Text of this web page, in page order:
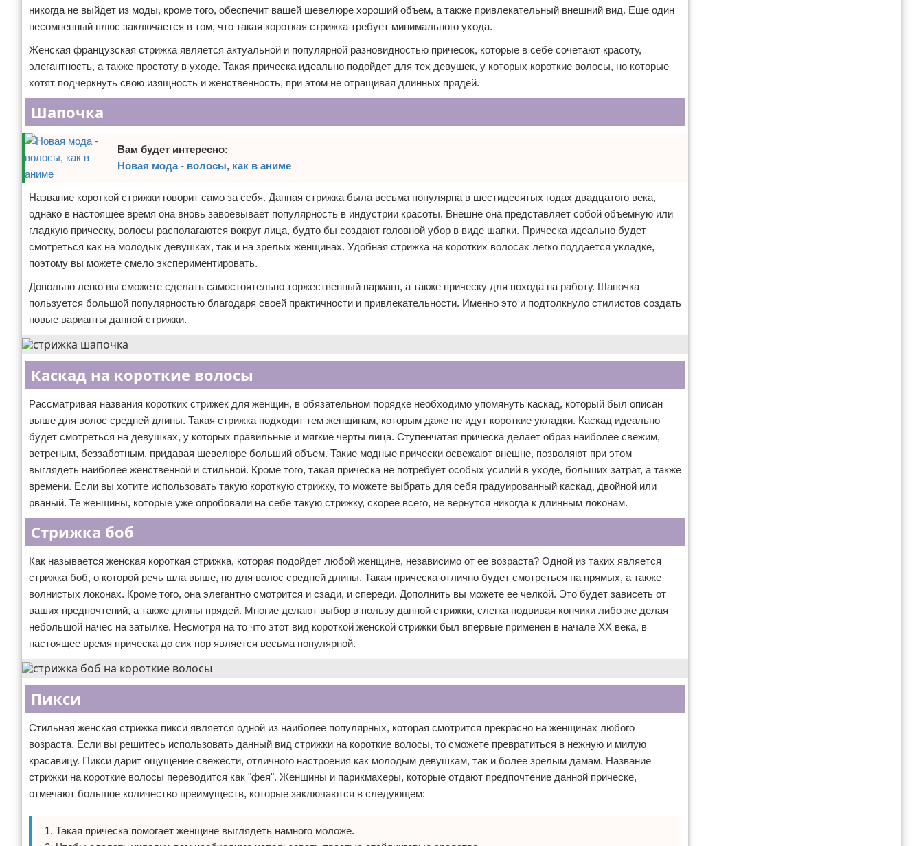
никогда не выйдет из моды, кроме того, обеспечит вашей шевелюре хороший объем, а также привлекательный внешний вид. Еще один
несомненный плюс заключается в том, что такая короткая стрижка требует минимального ухода.
Женская французская стрижка является актуальной и популярной разновидностью причесок, которые в себе сочетают красоту,
элегантность, а также простоту в уходе. Такая прическа идеально подойдет для тех девушек, у которых короткие волосы, но которые
хотят подчеркнуть свою изящность и женственность, при этом не отращивая длинных прядей.
Шапочка
Вам будет интересно:
Новая мода - волосы, как в аниме
Название короткой стрижки говорит само за себя. Данная стрижка была весьма популярна в шестидесятых годах двадцатого века,
однако в настоящее время она вновь завоевывает популярность в индустрии красоты. Внешне она представляет собой объемную или
гладкую прическу, волосы располагаются вокруг лица, будто бы создают головной убор в виде шапки. Прическа идеально будет
смотреться как на молодых девушках, так и на зрелых женщинах. Удобная стрижка на коротких волосах легко поддается укладке,
поэтому вы можете смело экспериментировать.
Довольно легко вы сможете сделать самостоятельно торжественный вариант, а также прическу для похода на работу. Шапочка
пользуется большой популярностью благодаря своей практичности и привлекательности. Именно это и подтолкнуло стилистов создать
новые варианты данной стрижки.
Каскад на короткие волосы
Рассматривая названия коротких стрижек для женщин, в обязательном порядке необходимо упомянуть каскад, который был описан
выше для волос средней длины. Такая стрижка подходит тем женщинам, которым даже не идут короткие укладки. Каскад идеально
будет смотреться на девушках, у которых правильные и мягкие черты лица. Ступенчатая прическа делает образ наиболее свежим,
ветреным, беззаботным, придавая шевелюре больший объем. Такие модные прически освежают внешне, позволяют при этом
выглядеть наиболее женственной и стильной. Кроме того, такая прическа не потребует особых усилий в уходе, больших затрат, а также
времени. Если вы хотите использовать такую короткую стрижку, то можете выбрать для себя градуированный каскад, двойной или
рваный. Те женщины, которые уже опробовали на себе такую стрижку, скорее всего, не вернутся никогда к длинным локонам.
Стрижка боб
Как называется женская короткая стрижка, которая подойдет любой женщине, независимо от ее возраста? Одной из таких является
стрижка боб, о которой речь шла выше, но для волос средней длины. Такая прическа отлично будет смотреться на прямых, а также
волнистых локонах. Кроме того, она элегантно смотрится и сзади, и спереди. Дополнить вы можете ее челкой. Это будет зависеть от
ваших предпочтений, а также длины прядей. Многие делают выбор в пользу данной стрижки, слегка подвивая кончики либо же делая
небольшой начес на затылке. Несмотря на то что этот вид короткой женской стрижки был впервые применен в начале ХХ века, в
настоящее время прическа до сих пор является весьма популярной.
Пикси
Стильная женская стрижка пикси является одной из наиболее популярных, которая смотрится прекрасно на женщинах любого
возраста. Если вы решитесь использовать данный вид стрижки на короткие волосы, то сможете превратиться в нежную и милую
красавицу. Пикси дарит ощущение свежести, отличного настроения как молодым девушкам, так и более зрелым дамам. Название
стрижки на короткие волосы переводится как "фея". Женщины и парикмахеры, которые отдают предпочтение данной прическе,
отмечают большое количество преимуществ, которые заключаются в следующем:
Такая прическа помогает женщине выглядеть намного моложе.